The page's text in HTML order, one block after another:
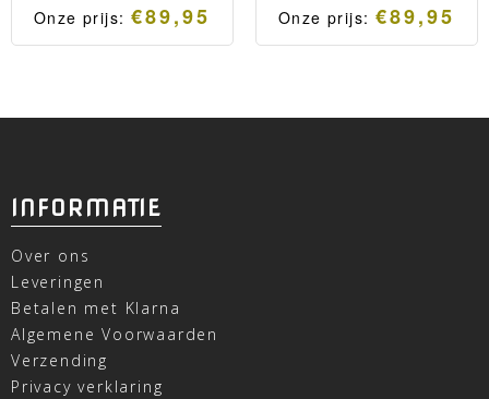
Onze prijs: €89,95 Onze prijs: €89,95
INFORMATIE
Over ons
Leveringen
Betalen met Klarna
Algemene Voorwaarden
Verzending
Privacy verklaring